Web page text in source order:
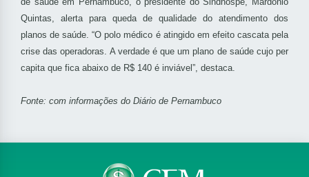
Quintas, alerta para queda de qualidade do atendimento dos
planos de saúde. “O polo médico é atingido em efeito cascata pela
crise das operadoras. A verdade é que um plano de saúde cujo per
capita que fica abaixo de R$ 140 é inviável”, destaca.
Fonte: com informações do Diário de Pernambuco